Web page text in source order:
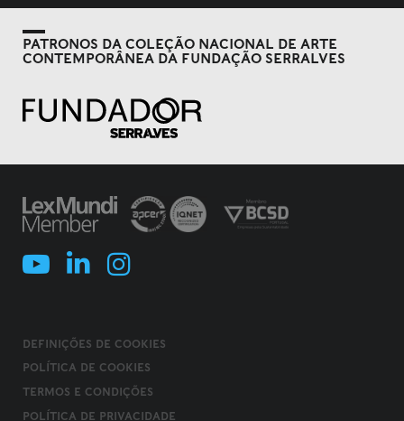
PATRONOS DA COLEÇÃO NACIONAL DE ARTE
CONTEMPORÂNEA DA FUNDAÇÃO SERRALVES
DEFINIÇÕES DE COOKIES
POLÍTICA DE COOKIES
TERMOS E CONDIÇÕES
POLÍTICA DE PRIVACIDADE